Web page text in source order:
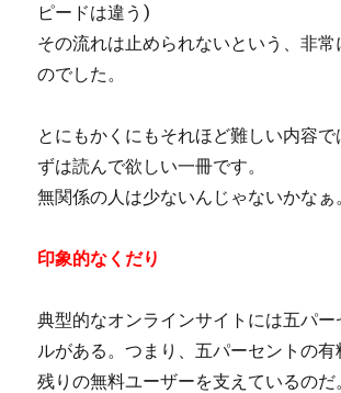
ピードは違う)
その流れは止められないという、非常
のでした。
とにもかくにもそれほど難しい内容で
ずは読んで欲しい一冊です。
無関係の人は少ないんじゃないかなぁ
印象的なくだり
典型的なオンラインサイトには五パー
ルがある。つまり、五パーセントの
残りの無料ユーザーを支えているのだ